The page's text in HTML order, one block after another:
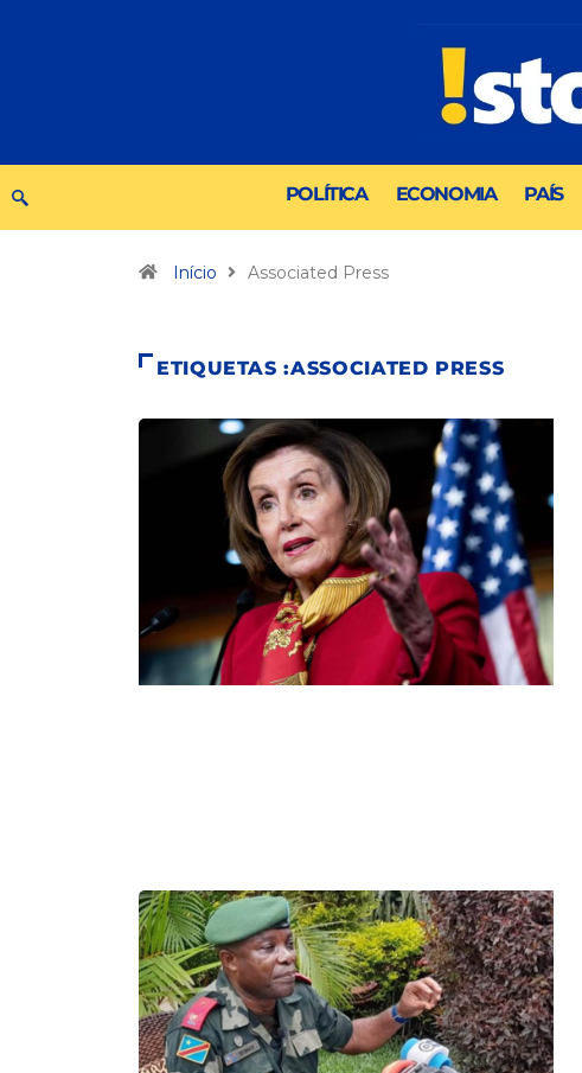
POLÍTICA ECONOMIA PAÍS
Início Associated Press
ETIQUETAS :ASSOCIATED PRESS